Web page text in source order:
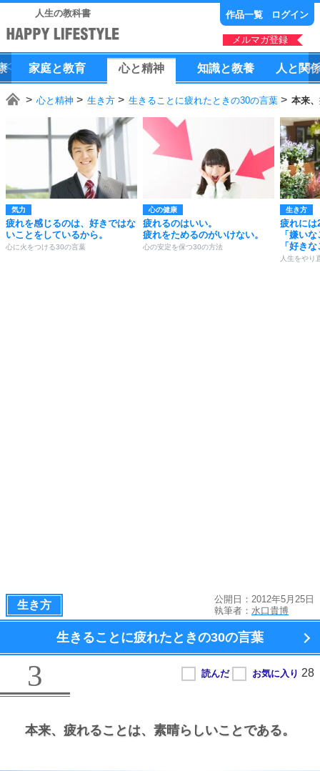
人生の教科書 作品一覧 ログイン
メルマガ登録
家庭と教育 心と精神 知識と教養 人 と 関
心と精神 生き方 生きることに疲れたときの30の言葉 本来
気力
疲れを感じるのは、好きではな
いことをしているから。
心に火をつける30の言葉
心の健康
疲れるのはいい。
疲れをためるのがいけない。
心の安定を保つ30の方法
生き方
疲れには
「嫌い
「好き
人生をやり
生き方
公開日：2012年5月25日
執筆者： 水口貴博
生きることに疲れたときの30の言葉
3
本来、 疲れることは、 素晴らしいことである。